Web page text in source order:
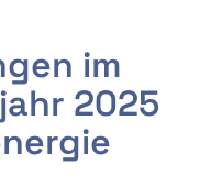
im
2025